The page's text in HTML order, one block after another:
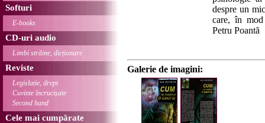
Softuri
E-books
CD-uri audio
Limbi străine, dicționare
Reviste
Legislație, drept
Cuvinte încrucișate
Second hand
Cele mai cumpărate
despre un
care, în mod
Petru Poantă
Galerie de imagini: